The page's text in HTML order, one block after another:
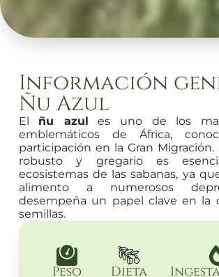
Información
Ñu Azul
El ñu azul es uno de los
emblemáticos de África,
participación en la Gran
robusto y gregario es
ecosistemas de las sabanas, ya
alimento a numerosos
desempeña un papel clave en la
semillas.
Peso Dieta